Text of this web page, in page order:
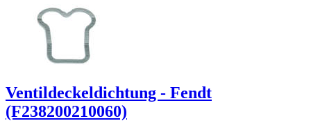
Ventildeckeldichtung - Fendt
(F238200210060)